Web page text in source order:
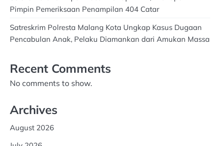
Pimpin Pemeriksaan Penampilan 404 Catar
Satreskrim Polresta Malang Kota Ungkap Kasus Dugaan
Pencabulan Anak, Pelaku Diamankan dari Amukan Massa
Recent Comments
No comments to show.
Archives
August 2026